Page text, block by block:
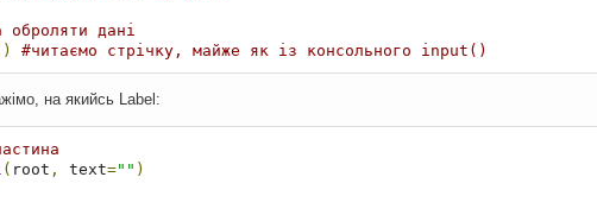
дані
#читаємо стрічку, майже як із консольного input()
на якийсь Label:
( root , text="" )